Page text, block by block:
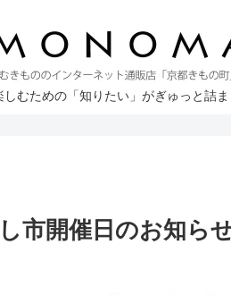
むための「知りたい」がぎゅっと詰
市開催日のお知ら